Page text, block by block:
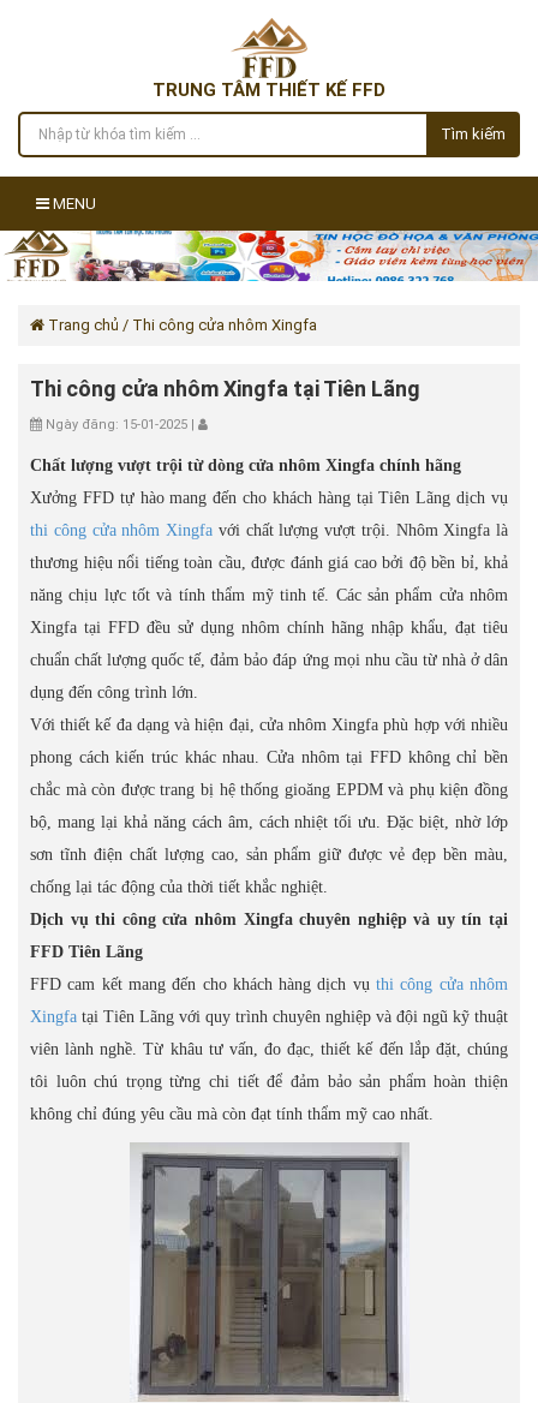
TRUNG TÂM THIẾT KẾ FFD
Tìm kiếm
MENU
Trang chủ / Thi công cửa nhôm Xingfa
Thi công cửa nhôm Xingfa tại Tiên Lãng
Ngày đăng: 15-01-2025 |
Chất lượng vượt trội từ dòng cửa nhôm Xingfa chính hãng
Xưởng FFD tự hào mang đến cho khách hàng tại Tiên Lãng dịch vụ
thi công cửa nhôm Xingfa với chất lượng vượt trội. Nhôm Xingfa là
thương hiệu nổi tiếng toàn cầu, được đánh giá cao bởi độ bền bỉ, khả
năng chịu lực tốt và tính thẩm mỹ tinh tế. Các sản phẩm cửa nhôm
Xingfa tại FFD đều sử dụng nhôm chính hãng nhập khẩu, đạt tiêu
chuẩn chất lượng quốc tế, đảm bảo đáp ứng mọi nhu cầu từ nhà ở dân
dụng đến công trình lớn.
Với thiết kế đa dạng và hiện đại, cửa nhôm Xingfa phù hợp với nhiều
phong cách kiến trúc khác nhau. Cửa nhôm tại FFD không chỉ bền
chắc mà còn được trang bị hệ thống gioăng EPDM và phụ kiện đồng
bộ, mang lại khả năng cách âm, cách nhiệt tối ưu. Đặc biệt, nhờ lớp
sơn tĩnh điện chất lượng cao, sản phẩm giữ được vẻ đẹp bền màu,
chống lại tác động của thời tiết khắc nghiệt.
Dịch vụ thi công cửa nhôm Xingfa chuyên nghiệp và uy tín tại
FFD Tiên Lãng
FFD cam kết mang đến cho khách hàng dịch vụthi công cửa nhôm
Xingfa tại Tiên Lãng với quy trình chuyên nghiệp và đội ngũ kỹ thuật
viên lành nghề. Từ khâu tư vấn, đo đạc, thiết kế đến lắp đặt, chúng
tôi luôn chú trọng từng chi tiết để đảm bảo sản phẩm hoàn thiện
không chỉ đúng yêu cầu mà còn đạt tính thẩm mỹ cao nhất.